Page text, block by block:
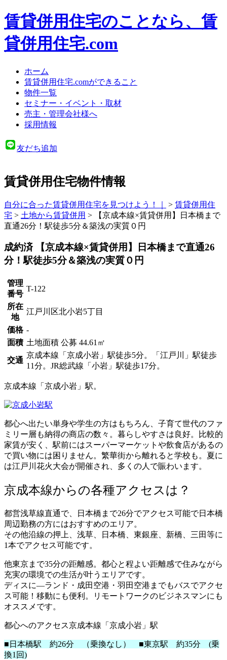
賃貸併用住宅のことなら、賃
貸併用住宅.com
ホーム
賃貸併用住宅.comができること
物件一覧
セミナー・イベント・取材
売主・管理会社様へ
採用情報
友だち追加
賃貸併用住宅物件情報
自分に合った賃貸併用住宅を見つけよう！｜ > 賃貸併用住
宅 > 土地から賃貸併用 >
【京成本線×賃貸併用】日本橋まで
直通26分！駅徒歩5分＆築浅の実質０円
成約済 【京成本線×賃貸併用】日本橋まで直通26
分！駅徒歩5分＆築浅の実質０円
管理
番号
T-122
所在
地
江戸川区北小岩5丁目
価格 -
面積 土地面積 公募 44.61㎡
交通
京成本線「京成小岩」駅徒歩5分。「江戸川」駅徒歩
11分。JR総武線「小岩」駅徒歩17分。
京成本線「京成小岩」駅。
都心へ出たい単身や学生の方はもちろん、子育て世代のファ
ミリー層も納得の商店の数々。暮らしやすさは良好。比較的
家賃が安く、駅前にはスーパーマーケットや飲食店があるの
で買い物には困りません。繁華街から離れると学校も。夏に
は江戸川花火大会が開催され、多くの人で賑わいます。
京成本線からの各種アクセスは？
都営浅草線直通で、日本橋まで26分でアクセス可能で日本橋
周辺勤務の方にはおすすめのエリア。
その他沿線の押上、浅草、日本橋、東銀座、新橋、三田等に
1本でアクセス可能です。
他東京まで35分の距離感。都心と程よい距離感で住みながら
充実の環境での生活が叶うエリアです。
ディスに―ランド・成田空港・羽田空港までもバスでアクセ
ス可能！ 移動にも便利。リモートワークのビジネスマンにも
オススメです。
都心へのアクセス京成本線「京成小岩」駅
■日本橋駅 約26分 （乗換なし） ■東京駅 約35分 (乗
換1回)